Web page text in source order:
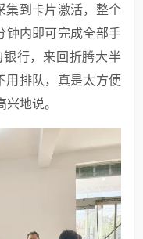
集到卡片激活，整个
钟内即可完成全部手
行，来回折腾大半
用排队，真是太方便
地说。